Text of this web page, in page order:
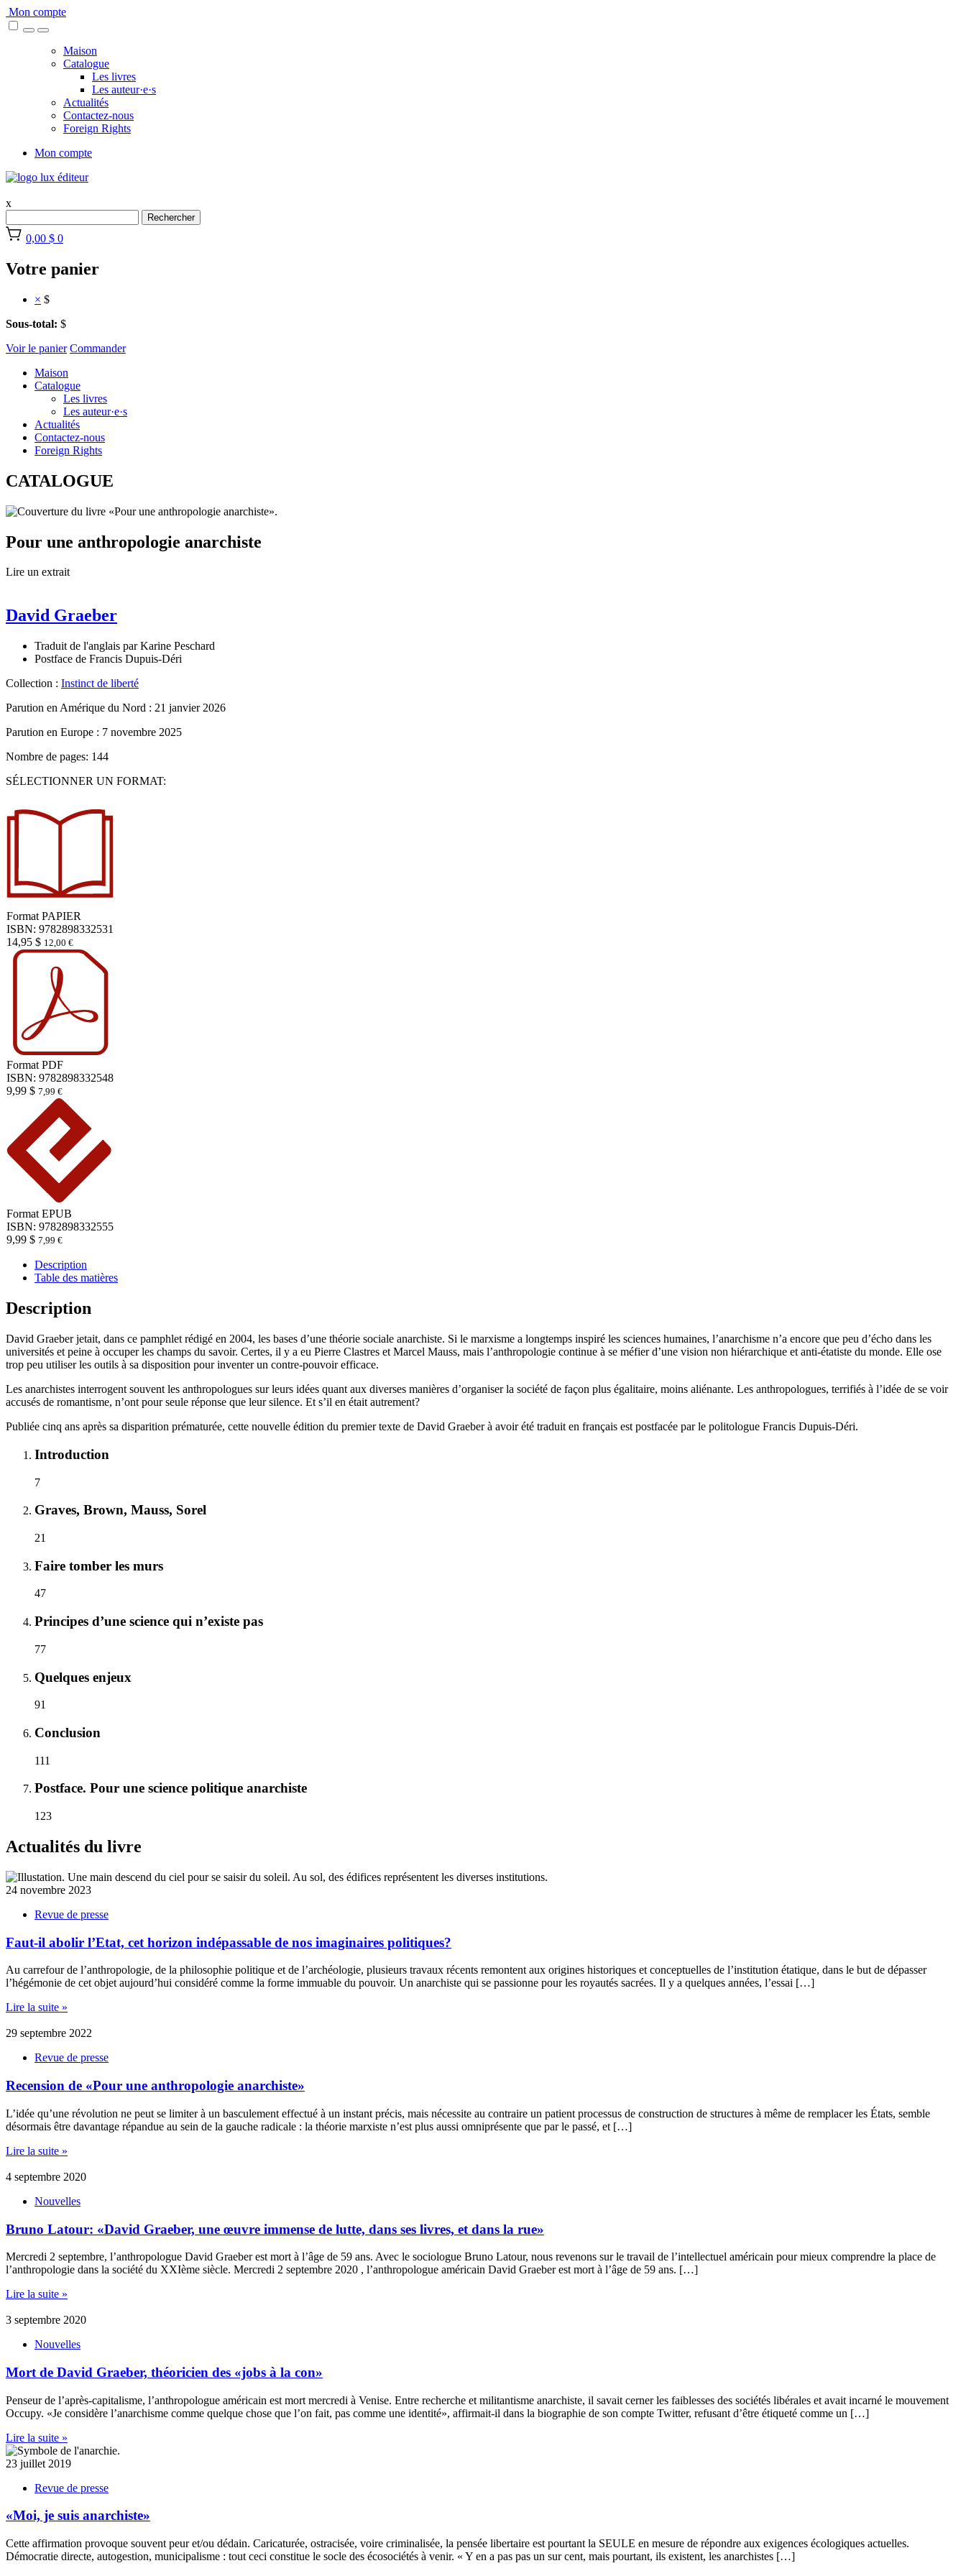
Skip
to
Mon compte
Maison
Catalogue
Les livres
Les auteur·e·s
Actualités
Contactez-nous
Foreign Rights
Mon compte
x
Rechercher
0,00 $ 0
Votre panier
× $
Sous-total: $
Voir le panier Commander
Maison
Catalogue
Les livres
Les auteur·e·s
Actualités
Contactez-nous
Foreign Rights
CATALOGUE
Pour une anthropologie anarchiste
Lire un extrait
David Graeber
Traduit de l'anglais parKarine Peschard
Postface de Francis Dupuis-Déri
Collection : Instinct de liberté
Parution en Amérique du Nord : 21 janvier 2026
Parution en Europe : 7 novembre 2025
Nombre de pages: 144
SÉLECTIONNER UN FORMAT:
Format PAPIER
ISBN: 9782898332531
14,95 $ 12,00 €
Format PDF
ISBN: 9782898332548
9,99 $ 7,99 €
Format EPUB
ISBN: 9782898332555
9,99 $ 7,99 €
Description
Table des matières
Description
David Graeber jetait, dans ce pamphlet rédigé en 2004, les bases d’une théorie sociale anarchiste. Si le marxisme a longtemps inspiré les sciences humaines, l’anarchisme n’a encore que peu d’écho dans les
universités et peine à occuper les champs du savoir. Certes, il y a eu Pierre Clastres et Marcel Mauss, mais l’anthropologie continue à se méfier d’une vision non hiérarchique et anti-étatiste du monde. Elle ose
trop peu utiliser les outils à sa disposition pour inventer un contre-pouvoir efficace.
Les anarchistes interrogent souvent les anthropologues sur leurs idées quant aux diverses manières d’organiser la société de façon plus égalitaire, moins aliénante. Les anthropologues, terrifiés à l’idée de se voir
accusés de romantisme, n’ont pour seule réponse que leur silence. Et s’il en était autrement?
Publiée cinq ans après sa disparition prématurée, cette nouvelle édition du premier texte de David Graeber à avoir été traduit en français est postfacée par le politologue Francis Dupuis-Déri.
Introduction
7
Graves, Brown, Mauss, Sorel
21
Faire tomber les murs
47
Principes d’une science qui n’existe pas
77
Quelques enjeux
91
Conclusion
111
Postface. Pour une science politique anarchiste
123
Actualités du livre
24 novembre 2023
Revue de presse
Faut-il abolir l’Etat, cet horizon indépassable de nos imaginaires politiques?
Au carrefour de l’anthropologie, de la philosophie politique et de l’archéologie, plusieurs travaux récents remontent aux origines historiques et conceptuelles de l’institution étatique, dans le but de dépasser
l’hégémonie de cet objet aujourd’hui considéré comme la forme immuable du pouvoir. Un anarchiste qui se passionne pour les royautés sacrées. Il y a quelques années, l’essai […]
Lire la suite »
29 septembre 2022
Revue de presse
Recension de «Pour une anthropologie anarchiste»
L’idée qu’une révolution ne peut se limiter à un basculement effectué à un instant précis, mais nécessite au contraire un patient processus de construction de structures à même de remplacer les États, semble
désormais être davantage répandue au sein de la gauche radicale : la théorie marxiste n’est plus aussi omniprésente que par le passé, et […]
Lire la suite »
4 septembre 2020
Nouvelles
Bruno Latour: «David Graeber, une œuvre immense de lutte, dans ses livres, et dans la rue»
Mercredi 2 septembre, l’anthropologue David Graeber est mort à l’âge de 59 ans. Avec le sociologue Bruno Latour, nous revenons sur le travail de l’intellectuel américain pour mieux comprendre la place de
l’anthropologie dans la société du XXIème siècle. Mercredi 2 septembre 2020 , l’anthropologue américain David Graeber est mort à l’âge de 59 ans. […]
Lire la suite »
3 septembre 2020
Nouvelles
Mort de David Graeber, théoricien des «jobs à la con»
Penseur de l’après-capitalisme, l’anthropologue américain est mort mercredi à Venise. Entre recherche et militantisme anarchiste, il savait cerner les faiblesses des sociétés libérales et avait incarné le mouvement
Occupy. «Je considère l’anarchisme comme quelque chose que l’on fait, pas comme une identité», affirmait-il dans la biographie de son compte Twitter, refusant d’être étiqueté comme un […]
Lire la suite »
23 juillet 2019
Revue de presse
«Moi, je suis anarchiste»
Cette affirmation provoque souvent peur et/ou dédain. Caricaturée, ostracisée, voire criminalisée, la pensée libertaire est pourtant la SEULE en mesure de répondre aux exigences écologiques actuelles.
Démocratie directe, autogestion, municipalisme : tout ceci constitue le socle des écosociétés à venir. « Y en a pas pas un sur cent, mais pourtant, ils existent, les anarchistes […]